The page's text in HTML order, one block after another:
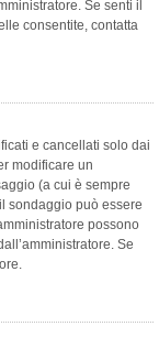
Se senti il
consentite, contatta
e cancellati solo dai
modificare un
(a cui è sempre
sondaggio può essere
possono
Se